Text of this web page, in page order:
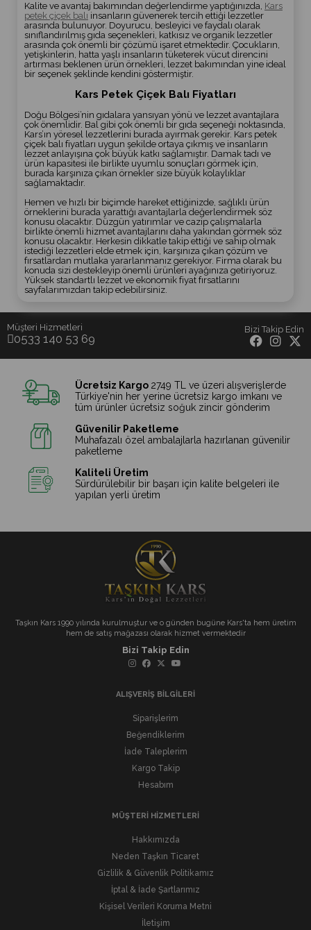
Kalite ve avantaj bakımından değerlendirme yaptığınızda, Kars
petek çiçek balı insanların güvenerek tercih ettiği lezzetler
arasında bulunuyor. Doyurucu, besleyici ve faydalı olarak
sınıflandırılmış gıda seçenekleri, katkısız ve organik lezzetler
arasında çok önemli bir çözümü işaret etmektedir. Çocukların,
yetişkinlerin, hatta yaşlı insanların tüketerek vücut direncini
artırması beklenen ürün örnekleri, lezzet bakımından yine ideal
bir seçenek şeklinde kendini göstermiştir.
Kars Petek Çiçek Balı Fiyatları
Doğu Bölgesi’nin gıdalara yansıyan yönü ve lezzet avantajlara
çok önemlidir. Bal gibi çok önemli bir gıda seçeneği noktasında,
Kars’ın yöresel lezzetlerini burada ayırmak gerekir. Kars petek
çiçek balı fiyatları uygun şekilde ortaya çıkmış ve insanların
lezzet anlayışına çok büyük katkı sağlamıştır. Damak tadı ve
ürün kapasitesi ile birlikte uyumlu sonuçları görmek için,
burada karşınıza çıkan örnekler size büyük kolaylıklar
sağlamaktadır.
Hemen ve hızlı bir biçimde hareket ettiğinizde, sağlıklı ürün
örneklerini burada yarattığı avantajlarla değerlendirmek söz
konusu olacaktır. Düzgün yatırımlar ve cazip çalışmalarla
birlikte önemli hizmet avantajlarını daha yakından görmek söz
konusu olacaktır. Herkesin dikkatle takip ettiği ve sahip olmak
istediği lezzetleri elde etmek için, karşınıza çıkan çözüm ve
fırsatlardan mutlaka yararlanmanız gerekiyor. Firma olarak bu
konuda sizi destekleyip önemli ürünleri ayağınıza getiriyoruz.
Yüksek standartlı lezzet ve ekonomik fiyat fırsatlarını
sayfalarımızdan takip edebilirsiniz.
Müşteri Hizmetleri
0533 140 53 69
Bizi Takip Edin
Ücretsiz Kargo 2749 TL ve üzeri alışverişlerde
Türkiye'nin her yerine ücretsiz kargo imkanı ve
tüm ürünler ücretsiz soğuk zincir gönderim
Güvenilir Paketleme
Muhafazalı özel ambalajlarla hazırlanan güvenilir
paketleme
Kaliteli Üretim
Sürdürülebilir bir başarı için kalite belgeleri ile
yapılan yerli üretim
Taşkın Kars 1990 yılında kurulmuştur ve o günden bugüne Kars'ta hem üretim
hem de satış mağazası olarak hizmet vermektedir
Bizi Takip Edin
ALIŞVERİŞ BİLGİLERİ
Siparişlerim
Beğendiklerim
İade Taleplerim
Kargo Takip
Hesabım
MÜŞTERİ HİZMETLERİ
Hakkımızda
Neden Taşkın Ticaret
Gizlilik & Güvenlik Politikamız
İptal & İade Şartlarımız
Kişisel Verileri Koruma Metni
İletişim